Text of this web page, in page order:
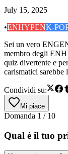
July 15, 2025
•ENHYPENK-
Sei un vero
membro degli
quiz divertente e
carismatici sarebbe
Condividi su:
Mi piace
Domanda 1 / 10
Qual è il tuo